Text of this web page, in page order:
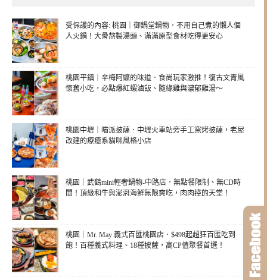
受保護的內容: 桃園｜御鍋堂鍋物．不用自己煮的懶人個
人火鍋！大骨熬製湯頭、滿滿原型食材吃得更安心
桃園平鎮｜辛梅阿嬤的味道．食尚玩家激推！復古文青風
懷舊小吃，必點爆紅蝦滷飯、隨緣雞與濃郁雞湯～
桃園中壢｜喵派披薩．中壢火車站旁手工窯烤披薩，老屋
改建的療癒系貓咪風格小店
桃園｜武鶴mini輕奢鍋物-中路店．無點餐限制、無CD時
間！頂級和牛與澎湃海鮮無限爽吃，肉肉控的天堂！
桃園｜Mr. May 義式百匯桃園店．$498起超狂百匯吃到
飽！百種義式料理、18種披薩，高CP值聚餐首選！